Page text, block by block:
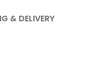
& DELIVERY